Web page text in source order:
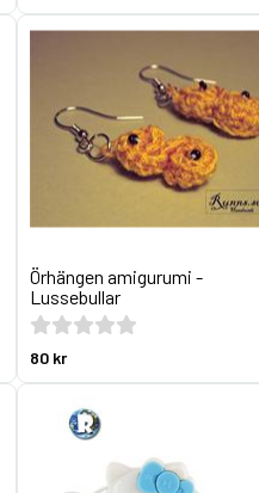
Örhängen amigurumi -
Lussebullar
80 kr